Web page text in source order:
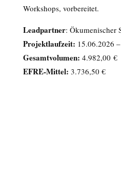
Workshops, vorbereitet.
Leadpartner: Ökumenischer
Projektlaufzeit: 15.06.2026
Gesamtvolumen: 4.982,00 €
EFRE-Mittel: 3.736,50 €